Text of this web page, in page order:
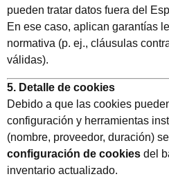
pueden tratar datos fuera del
En ese caso, aplican garantías
normativa (p. ej., cláusulas
válidas).
5. Detalle de cookies
Debido a que las cookies
configuración y herramientas
(nombre, proveedor, duración)
configuración de cookies del
inventario actualizado.